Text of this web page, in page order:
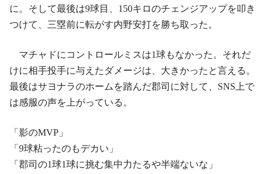
に。そして最後は9球目、150キロのチェンジアップを叩き
つけて、三塁前に転がす内野安打を勝ち取った。
マチャドにコントロールミスは1球もなかった。それだ
けに相手投手に与えたダメージは、大きかったと言える。
最後はサヨナラのホームを踏んだ郡司に対して、SNS上で
は感服の声を上がっている。
「影のMVP」
「9球粘ったのもデカい」
「郡司の1球1球に挑む集中力たるや半端ないな」